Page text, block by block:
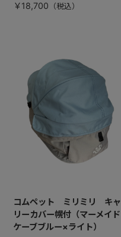
￥18,700
コムペット ミリミリ キャ
リーカバー幌付（マーメイド
ケーブブルー×ライト）